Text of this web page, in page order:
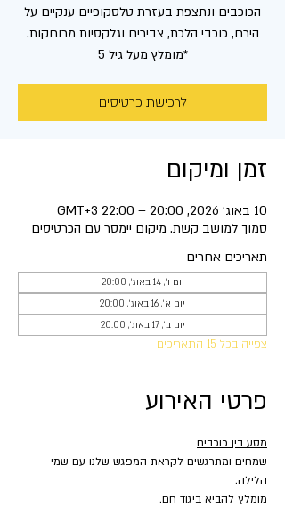
הכוכבים ונתצפת בעזרת טלסקופיים ענקיים על
*מומלץ מעל גיל 5
לרכישת כרטיסים
זמן ומיקום
10 באוג׳ 2026, 20:00 – 22:00 GMT‎+3‎
סמוך למושב קשת. מיקום יימסר עם הכרטיסים
תאריכים אחרים
יום ו׳, 14 באוג׳, 20:00
יום א׳, 16 באוג׳, 20:00
יום ב׳, 17 באוג׳, 20:00
צפייה בכל 15 התאריכים
פרטי האירוע
מסע בין כוכבים
שמחים ומתרגשים לקראת המפגש שלנו עם שמי
הלילה.
מומלץ להביא ביגוד חם.